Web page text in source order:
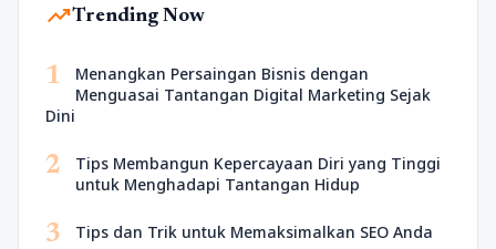
trending_upTrending Now
1
Menangkan Persaingan Bisnis dengan
Menguasai Tantangan Digital Marketing Sejak
Dini
2
Tips Membangun Kepercayaan Diri yang Tinggi
untuk Menghadapi Tantangan Hidup
3 Tips dan Trik untuk Memaksimalkan SEO Anda